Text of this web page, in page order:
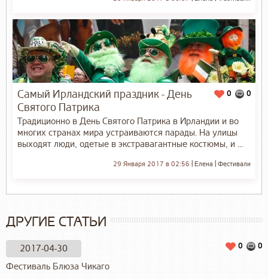
0
0
Самый Ирландский праздник - День
Святого Патрика
Традиционно в День Святого Патрика в Ирландии и во
многих странах мира устраиваются парады. На улицы
выходят люди, одетые в экстравагантные костюмы, и ...
Фестивали
Елена
29 Января 2017 в 02:56
ДРУГИЕ СТАТЬИ
2017-04-30 0
0
Фестиваль Блюза Чикаго